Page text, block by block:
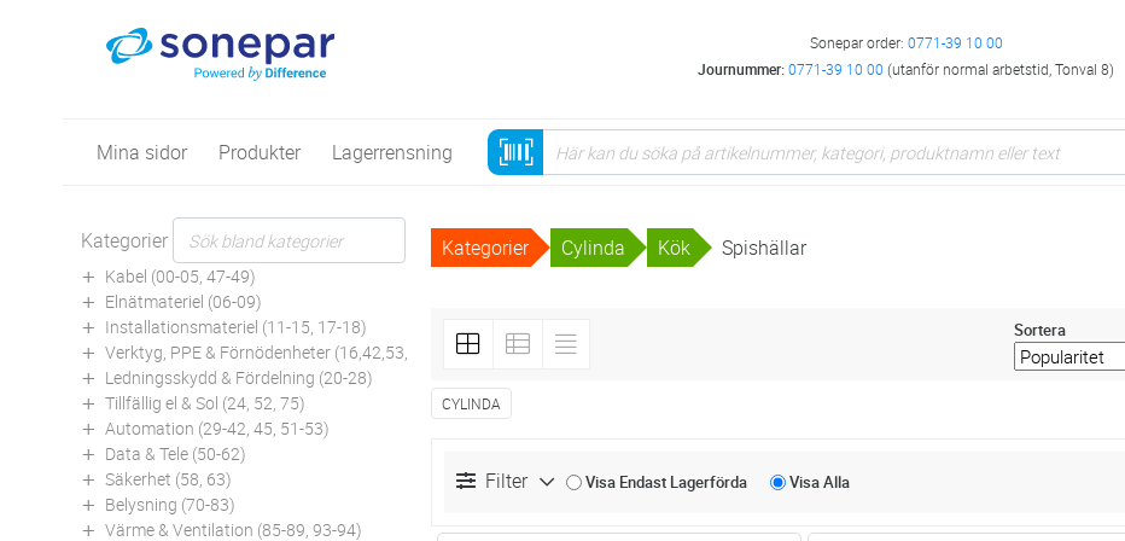
Sonepar order: 0771-39 10 00
Journummer:0771-39 10 00 (utanför normal arbetstid, Tonval 8)
Mina sidor Produkter Lagerrensning
Kategorier
Kabel (00-05, 47-49)
Elnätmateriel (06-09)
Installationsmateriel (11-15, 17-18)
Verktyg, PPE & Förnödenheter (16,42,53,94)
Ledningsskydd & Fördelning (20-28)
Tillfällig el & Sol (24, 52, 75)
Automation (29-42, 45, 51-53)
Data & Tele (50-62)
Säkerhet (58, 63)
Belysning (70-83)
Värme & Ventilation (85-89, 93-94)
Kategorier Cylinda Kök Spishällar
Sortera
CYLINDA
Filter Visa Endast Lagerförda VisaAlla